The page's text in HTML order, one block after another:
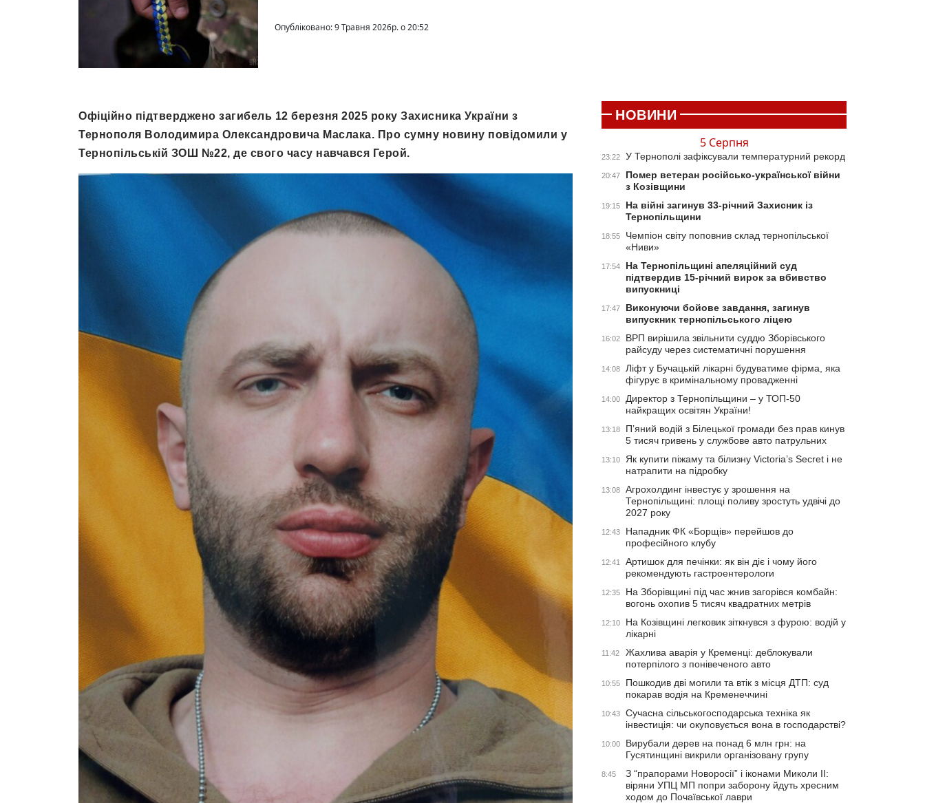
Опубліковано: 9 Травня 2026р. о 20:52
Офіційно підтверджено загибель 12 березня 2025 року Захисника України з
Тернополя Володимира Олександровича Маслака. Про сумну новину повідомили у
Тернопільській ЗОШ №22, де свого часу навчався Герой.
НОВИНИ
5 Серпня
23:22 У Тернополі зафіксували температурний рекорд
20:47
Помер ветеран російсько-української війни
з Козівщини
19:15
На війні загинув 33-річний Захисник із
Тернопільщини
18:55
Чемпіон світу поповнив склад тернопільської
«Ниви»
17:54
На Тернопільщині апеляційний суд
підтвердив 15-річний вирок за вбивство
випускниці
17:47
Виконуючи бойове завдання, загинув
випускник тернопільського ліцею
16:02
ВРП вирішила звільнити суддю Зборівського
райсуду через систематичні порушення
14:08
Ліфт у Бучацькій лікарні будуватиме фірма, яка
фігурує в кримінальному провадженні
14:00
Директор з Тернопільщини – у ТОП-50
найкращих освітян України!
13:18
П’яний водій з Білецької громади без прав кинув
5 тисяч гривень у службове авто патрульних
13:10
Як купити піжаму та білизну Victoria’s Secret і не
натрапити на підробку
13:08
Агрохолдинг інвестує у зрошення на
Тернопільщині: площі поливу зростуть удвічі до
2027 року
12:43
Нападник ФК «Борщів» перейшов до
професійного клубу
12:41
Артишок для печінки: як він діє і чому його
рекомендують гастроентерологи
12:35
На Зборівщині під час жнив загорівся комбайн:
вогонь охопив 5 тисяч квадратних метрів
12:10
На Козівщині легковик зіткнувся з фурою: водій у
лікарні
11:42
Жахлива аварія у Кременці: деблокували
потерпілого з понівеченого авто
10:55
Пошкодив дві могили та втік з місця ДТП: суд
покарав водія на Кременеччині
10:43
Сучасна сільськогосподарська техніка як
інвестиція: чи окуповується вона в господарстві?
10:00
Вирубали дерев на понад 6 млн грн: на
Гусятинщині викрили організовану групу
8:45
З “прапорами Новоросії” і іконами Миколи ІІ:
віряни УПЦ МП попри заборону йдуть хресним
ходом до Почаївської лаври